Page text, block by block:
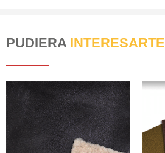
PUDIERA INTERESARTE